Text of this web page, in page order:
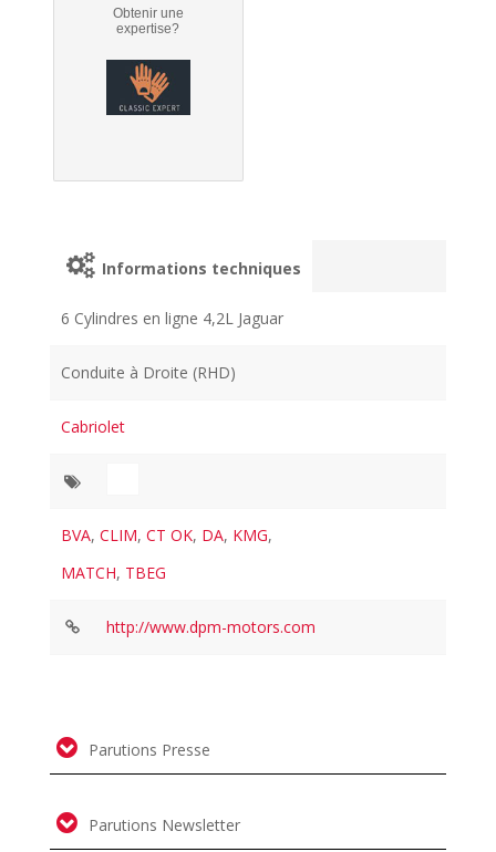
Obtenir une
expertise?
Informations techniques
6 Cylindres en ligne 4,2L Jaguar
Conduite à Droite (RHD)
Cabriolet
BVA,CLIM,CT OK, DA, KMG,
MATCH, TBEG
http://www.dpm-motors.com
Parutions Presse
Parutions Newsletter